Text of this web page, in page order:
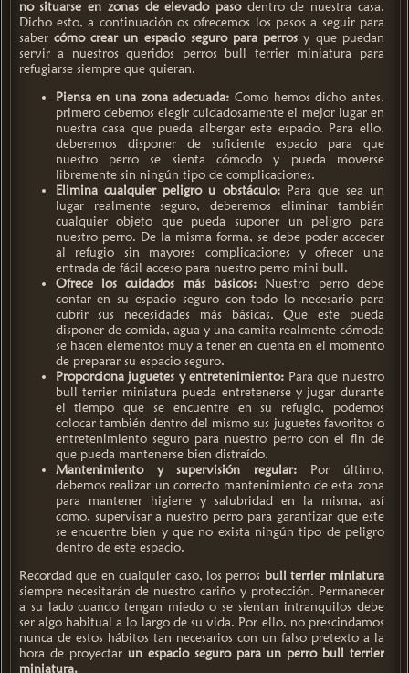
no situarse en zonas de elevado pasodentro de nuestra casa.
Dicho esto, a continuación os ofrecemos los pasos a seguir para
saber cómo crear un espacio seguro para perros y que puedan
servir a nuestros queridos perros bull terrier miniatura para
refugiarse siempre que quieran.
Piensa en una zona adecuada: Como hemos dicho antes,
primero debemos elegir cuidadosamente el mejor lugar en
nuestra casa que pueda albergar este espacio. Para ello,
deberemos disponer de suficiente espacio para que
nuestro perro se sienta cómodo y pueda moverse
libremente sin ningún tipo de complicaciones.
Elimina cualquier peligro u obstáculo:Para que sea un
lugar realmente seguro, deberemos eliminar también
cualquier objeto que pueda suponer un peligro para
nuestro perro. De la misma forma, se debe poder acceder
al refugio sin mayores complicaciones y ofrecer una
entrada de fácil acceso para nuestro perro mini bull.
Ofrece los cuidados más básicos:Nuestro perro debe
contar en su espacio seguro con todo lo necesario para
cubrir sus necesidades más básicas. Que este pueda
disponer de comida, agua y una camita realmente cómoda
se hacen elementos muy a tener en cuenta en el momento
de preparar su espacio seguro.
Proporciona juguetes y entretenimiento: Para que nuestro
bull terrier miniatura pueda entretenerse y jugar durante
el tiempo que se encuentre en su refugio, podemos
colocar también dentro del mismo sus juguetes favoritos o
entretenimiento seguro para nuestro perro con el fin de
que pueda mantenerse bien distraído.
Mantenimiento y supervisión regular: Por último,
debemos realizar un correcto mantenimiento de esta zona
para mantener higiene y salubridad en la misma, así
como, supervisar a nuestro perro para garantizar que este
se encuentre bien y que no exista ningún tipo de peligro
dentro de este espacio.
Recordad que en cualquier caso, los perros bull terrier miniatura
siempre necesitarán de nuestro cariño y protección. Permanecer
a su lado cuando tengan miedo o se sientan intranquilos debe
ser algo habitual a lo largo de su vida. Por ello, no prescindamos
nunca de estos hábitos tan necesarios con un falso pretexto a la
hora de proyectar un espacio seguro para un perro bull terrier
miniatura.